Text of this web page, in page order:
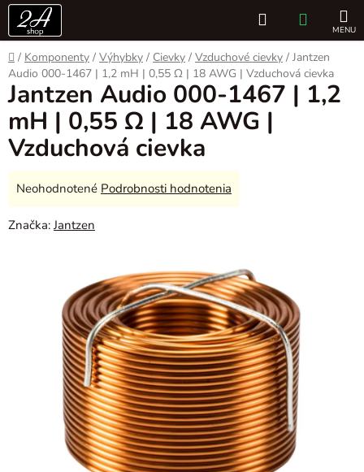
Prejsť
obsah
Hľadať
KOŠÍK
Domov
/ Komponenty / Výhybky / Cievky / Vzduchové cievky / Jantzen
Audio 000-1467 | 1,2 mH | 0,55 Ω | 18 AWG | Vzduchová cievka
Jantzen Audio 000-1467 | 1,2
mH | 0,55 Ω | 18 AWG |
Vzduchová cievka
Priemerné
produktu
hviezdičiek.
Neohodnotené Podrobnosti hodnotenia
Značka: Jantzen